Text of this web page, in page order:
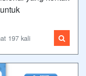
197 kali